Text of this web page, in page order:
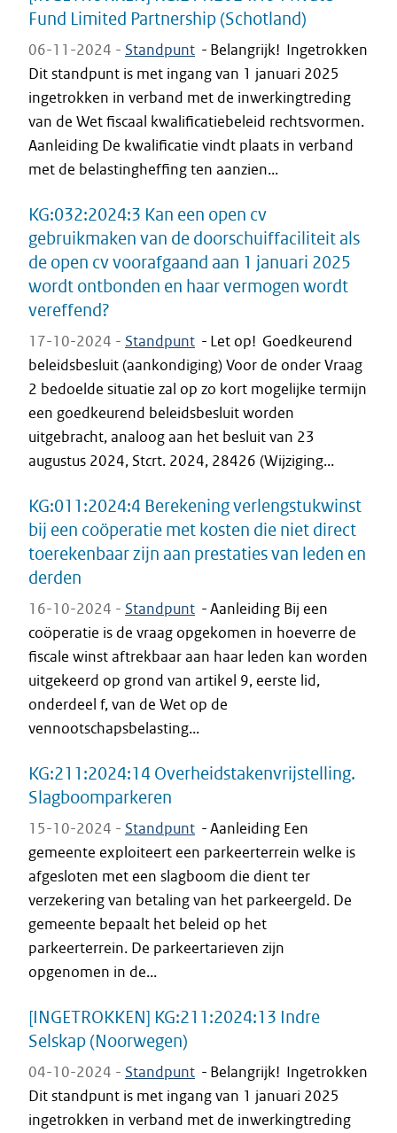
Fund Limited Partnership (Schotland)
06-11-2024 - Standpunt - Belangrijk! Ingetrokken
Dit standpunt is met ingang van 1 januari 2025
ingetrokken in verband met de inwerkingtreding
van de Wet fiscaal kwalificatiebeleid rechtsvormen.
Aanleiding De kwalificatie vindt plaats in verband
met de belastingheffing ten aanzien...
KG:032:2024:3 Kan een open cv
gebruikmaken van de doorschuiffaciliteit als
de open cv voorafgaand aan 1 januari 2025
wordt ontbonden en haar vermogen wordt
vereffend?
17-10-2024 - Standpunt - Let op! Goedkeurend
beleidsbesluit (aankondiging) Voor de onder Vraag
2 bedoelde situatie zal op zo kort mogelijke termijn
een goedkeurend beleidsbesluit worden
uitgebracht, analoog aan het besluit van 23
augustus 2024, Stcrt. 2024, 28426 (Wijziging...
KG:011:2024:4 Berekening verlengstukwinst
bij een coöperatie met kosten die niet direct
toerekenbaar zijn aan prestaties van leden en
derden
16-10-2024 - Standpunt -Aanleiding Bij een
coöperatie is de vraag opgekomen in hoeverre de
fiscale winst aftrekbaar aan haar leden kan worden
uitgekeerd op grond van artikel 9, eerste lid,
onderdeel f, van de Wet op de
vennootschapsbelasting...
KG:211:2024:14 Overheidstakenvrijstelling.
Slagboomparkeren
15-10-2024 - Standpunt -Aanleiding Een
gemeente exploiteert een parkeerterrein welke is
afgesloten met een slagboom die dient ter
verzekering van betaling van het parkeergeld. De
gemeente bepaalt het beleid op het
parkeerterrein. De parkeertarieven zijn
opgenomen in de...
[INGETROKKEN] KG:211:2024:13 Indre
Selskap (Noorwegen)
04-10-2024 - Standpunt - Belangrijk! Ingetrokken
Dit standpunt is met ingang van 1 januari 2025
ingetrokken in verband met de inwerkingtreding